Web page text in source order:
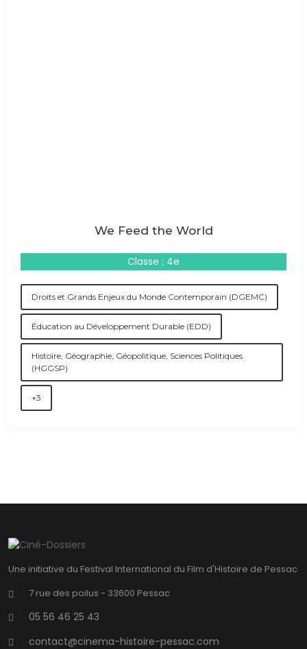
We Feed the World
Classe : 4e
Droits et Grands Enjeux du Monde Contemporain (DGEMC)
Éducation au Développement Durable (EDD)
Histoire, Géographie, Géopolitique, Sciences Politiques
(HGGSP)
+3
Une initiative du Festival International du Film d'Histoire de Pessac
7 rue des poilus - 33600 Pessac
05 56 46 25 43
contact@cinema-histoire-pessac.com